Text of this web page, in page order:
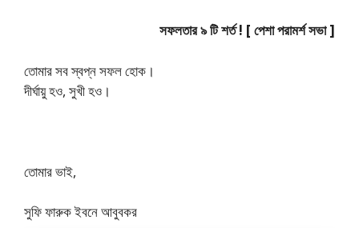
সফলতার ৯ টি শর্ত ! [ পেশা পরামর্শ সভা ]
তোমার সব স্বপ্ন সফল হোক।
দীর্ঘায়ু হও, সুখী হও।
তোমার ভাই,
সুফি ফারুক ইবনে আবুবকর